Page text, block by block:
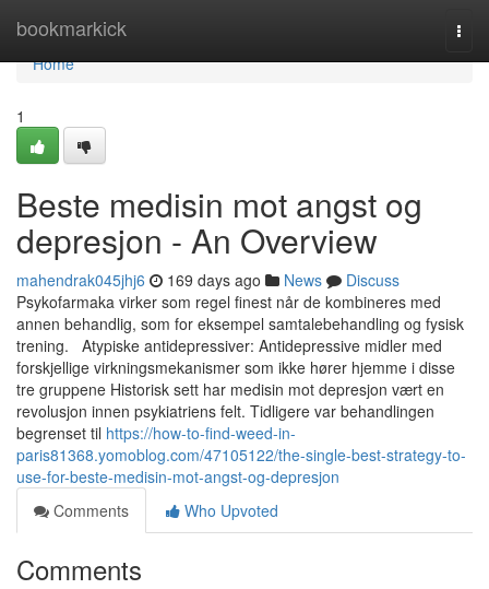
bookmarkick
Home
Home
1
Beste medisin mot angst og
depresjon - An Overview
mahendrak045jhj6 169 days ago News
Discuss
Psykofarmaka virker som regel finest når de kombineres med
annen behandlig, som for eksempel samtalebehandling og fysisk
trening. Atypiske antidepressiver: Antidepressive midler med
forskjellige virkningsmekanismer som ikke hører hjemme i disse
tre gruppene Historisk sett har medisin mot depresjon vært en
revolusjon innen psykiatriens felt. Tidligere var behandlingen
begrenset til https://how-to-find-weed-in-
paris81368.yomoblog.com/47105122/the-single-best-strategy-to-
use-for-beste-medisin-mot-angst-og-depresjon
Comments
Who Upvoted
Comments